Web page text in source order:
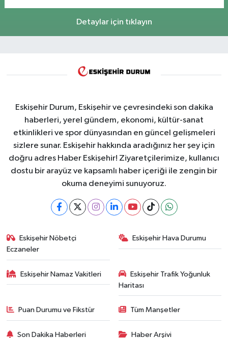
Detaylar için tıklayın
Eskişehir Durum, Eskişehir ve çevresindeki son dakika
haberleri, yerel gündem, ekonomi, kültür-sanat
etkinlikleri ve spor dünyasından en güncel gelişmeleri
sizlere sunar. Eskişehir hakkında aradığınız her şey için
doğru adres Haber Eskişehir! Ziyaretçilerimize, kullanıcı
dostu bir arayüz ve kapsamlı haber içeriği ile zengin bir
okuma deneyimi sunuyoruz.
Eskişehir Nöbetçi
Eczaneler
Eskişehir Hava Durumu
Eskişehir Namaz Vakitleri
Eskişehir Trafik Yoğunluk
Haritası
Puan Durumu ve Fikstür Tüm Manşetler
Son Dakika Haberleri Haber Arşivi